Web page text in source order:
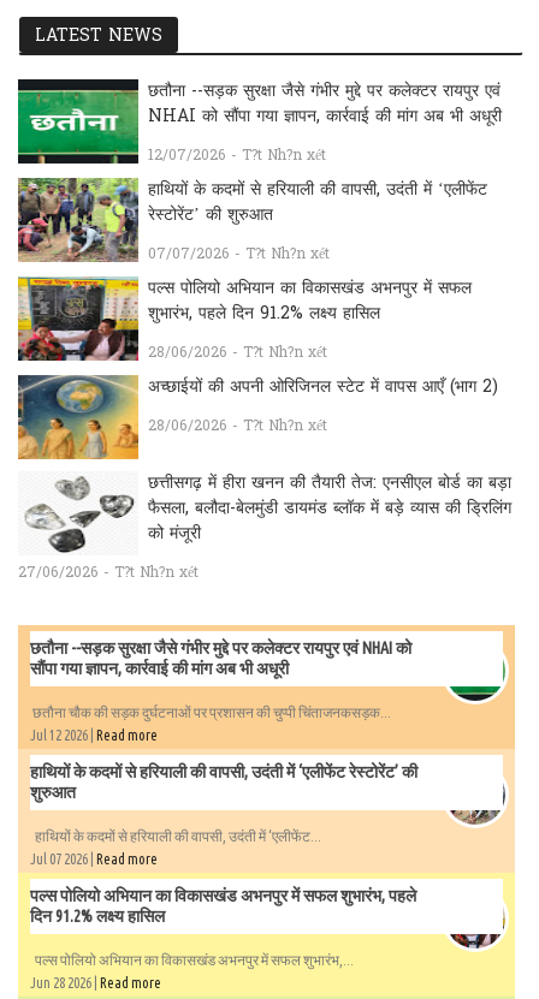
LATEST NEWS
छतौना --सड़क सुरक्षा जैसे गंभीर मुद्दे पर कलेक्टर रायपुर एवं
NHAI को सौंपा गया ज्ञापन, कार्रवाई की मांग अब भी अधूरी
12/07/2026 - T?t Nh?n xét
हाथियों के कदमों से हरियाली की वापसी, उदंती में ‘एलीफेंट
रेस्टोरेंट’ की शुरुआत
07/07/2026 - T?t Nh?n xét
पल्स पोलियो अभियान का विकासखंड अभनपुर में सफल
शुभारंभ, पहले दिन 91.2% लक्ष्य हासिल
28/06/2026 - T?t Nh?n xét
अच्छाईयों की अपनी ओरिजिनल स्टेट में वापस आएँ (भाग 2)
28/06/2026 - T?t Nh?n xét
छत्तीसगढ़ में हीरा खनन की तैयारी तेज: एनसीएल बोर्ड का बड़ा
फैसला, बलौदा-बेलमुंडी डायमंड ब्लॉक में बड़े व्यास की ड्रिलिंग
को मंजूरी
27/06/2026 - T?t Nh?n xét
छतौना --सड़क सुरक्षा जैसे गंभीर मुद्दे पर कलेक्टर रायपुर एवं NHAI को
सौंपा गया ज्ञापन, कार्रवाई की मांग अब भी अधूरी
छतौना चौक की सड़क दुर्घटनाओं पर प्रशासन की चुप्पी चिंताजनकसड़क...
Jul 12 2026 | Read more
हाथियों के कदमों से हरियाली की वापसी, उदंती में ‘एलीफेंट रेस्टोरेंट’ की
शुरुआत
हाथियों के कदमों से हरियाली की वापसी, उदंती में ‘एलीफेंट...
Jul 07 2026 | Read more
पल्स पोलियो अभियान का विकासखंड अभनपुर में सफल शुभारंभ, पहले
दिन 91.2% लक्ष्य हासिल
पल्स पोलियो अभियान का विकासखंड अभनपुर में सफल शुभारंभ,...
Jun 28 2026 | Read more